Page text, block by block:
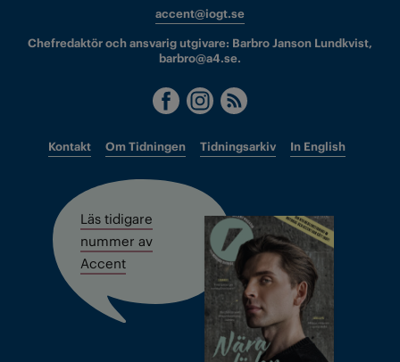
accent@iogt.se
Chefredaktör och ansvarig utgivare: Barbro Janson Lundkvist,
barbro@a4.se.
Kontakt Om Tidningen Tidningsarkiv In English
Läs tidigare
nummer av
Accent